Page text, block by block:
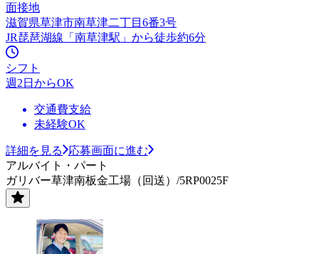
面接地
滋賀県草津市南草津二丁目6番3号
JR琵琶湖線「南草津駅」から徒歩約6分
シフト
週2日からOK
交通費支給
未経験OK
詳細を見る
応募画面に進む
アルバイト・パート
ガリバー草津南板金工場（回送）/5RP0025F